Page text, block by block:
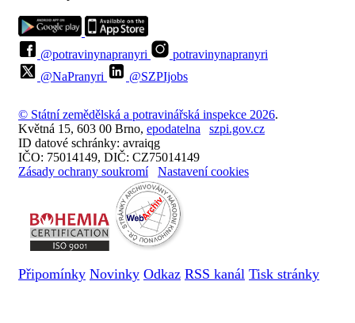
@potravinynapranyri
potravinynapranyri
@NaPranyri
@SZPIjobs
© Státní zemědělská a potravinářská inspekce 2026.
Květná 15, 603 00 Brno, epodatelna
szpi.gov.cz
ID datové schránky: avraiqg
IČO: 75014149, DIČ: CZ75014149
Zásady ochrany soukromí
Nastavení cookies
Připomínky Novinky Odkaz RSS kanál Tisk stránky